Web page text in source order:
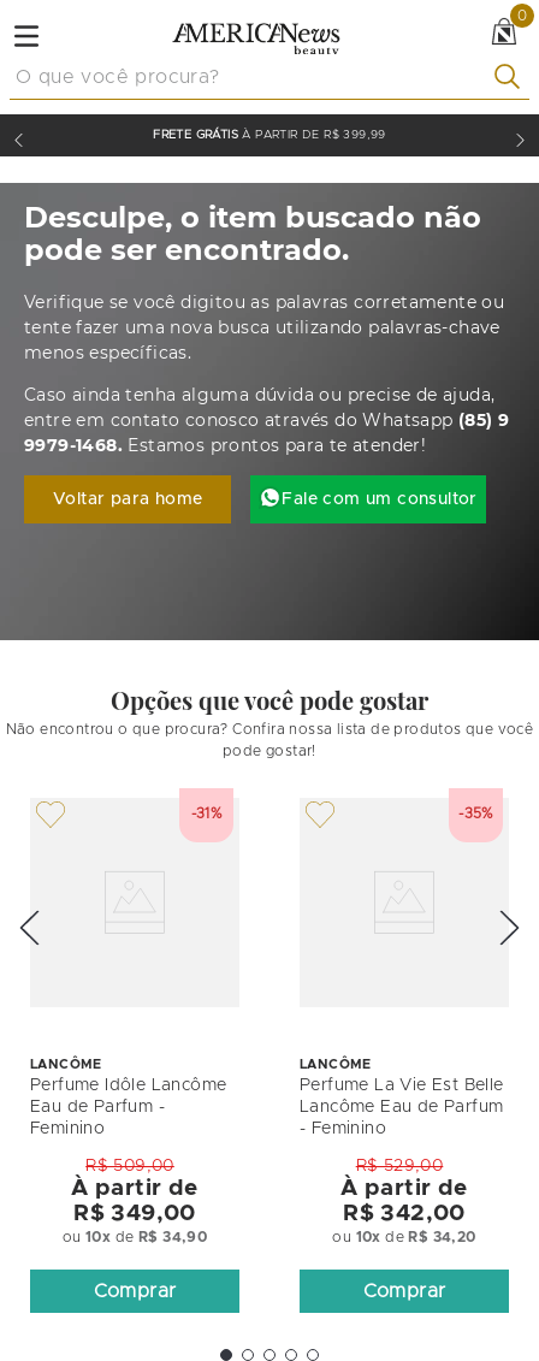
0
FRETE GRÁTIS À PARTIR DE R$ 399,99
Desculpe, o item buscado não
pode ser encontrado.
Verifique se você digitou as palavras corretamente ou
tente fazer uma nova busca utilizando palavras-chave
menos específicas.
Caso ainda tenha alguma dúvida ou precise de ajuda,
entre em contato conosco através do Whatsapp (85) 9
9979-1468. Estamos prontos para te atender!
Voltar para home Fale com um consultor
Opções que você pode gostar
Não encontrou o que procura? Confira nossa lista de produtos que você
pode gostar!
LANCÔME
Perfume Idôle Lancôme
Eau de Parfum -
Feminino
R$ 509,00
À partir de
R$ 349,00
ou10x de R$ 34,90
-31%
Comprar
LANCÔME
Perfume La Vie Est Belle
Lancôme Eau de Parfum
- Feminino
R$ 529,00
À partir de
R$ 342,00
ou 10x de R$ 34,20
-35%
Comprar